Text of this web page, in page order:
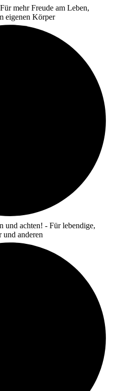
mehr Freude am Leben,
eigenen Körper
und achten! - Für lebendige,
und anderen